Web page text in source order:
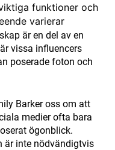
funktioner och
varierar
är en del av en
vissa influencers
poserade foton och
Barker oss om att
medier ofta bara
ögonblick.
är inte nödvändigtvis